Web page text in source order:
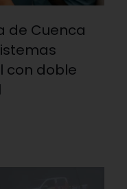
de Cuenca
con doble